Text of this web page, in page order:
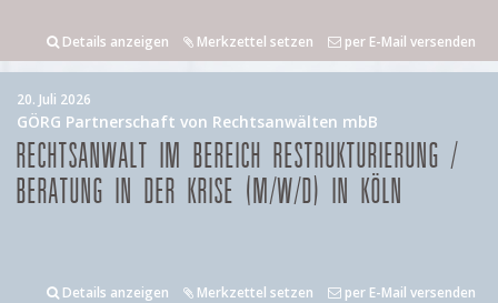
Details anzeigen Merkzettel setzen per E-Mail versenden
20. Juli 2026
GÖRG Partnerschaft von Rechtsanwälten mbB
RECHTSANWALT IM BEREICH RESTRUKTURIERUNG /
BERATUNG IN DER KRISE (M/W/D) IN KÖLN
Details anzeigen Merkzettel setzen per E-Mail versenden